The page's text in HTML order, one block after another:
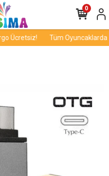
Ücretsiz! Tüm Oyuncaklarda
0